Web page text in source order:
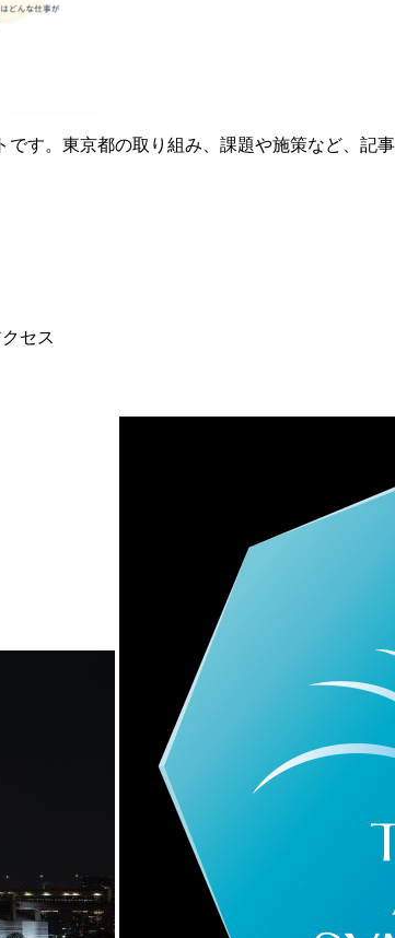
す。東京都の取り組み、課題や施策など、記
セス